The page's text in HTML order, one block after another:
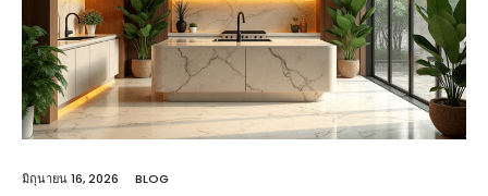
มิถุนายน 16, 2026 BLOG